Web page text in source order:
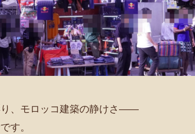
り、モロッコ建築の静けさ――
す。